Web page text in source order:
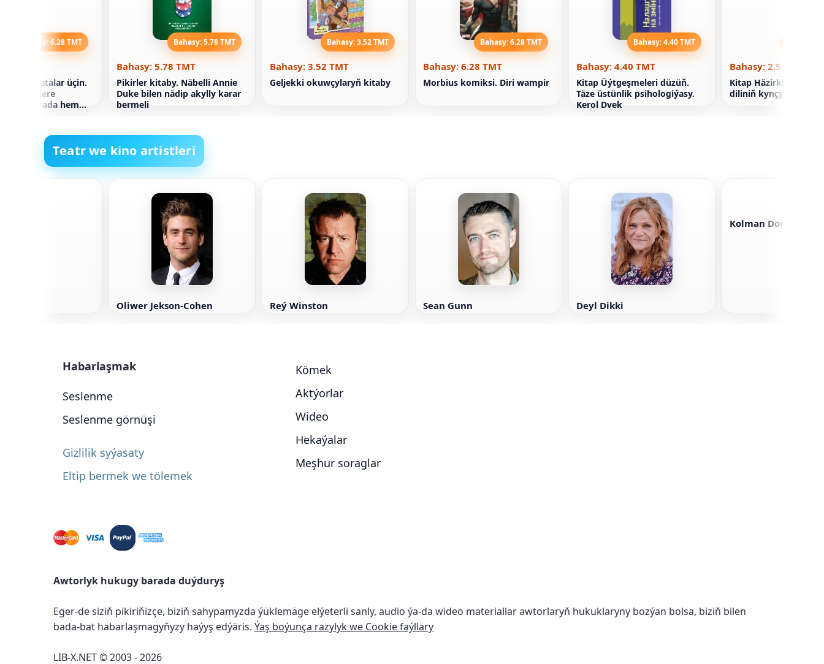
Bahasy: 6.28 TMT
ene-atalar üçin.
täze şertlere
barada hemme
Bahasy: 5.78 TMT
Bahasy: 5.78 TMT
Pikirler kitaby. Näbelli Annie
Duke bilen nädip akylly karar
bermeli
Bahasy: 3.52 TMT
Bahasy: 3.52 TMT
Geljekki okuwçylaryň kitaby
Bahasy: 6.28 TMT
Bahasy: 6.28 TMT
Morbius komiksi. Diri wampir
Bahasy: 4.40 TMT
Bahasy: 4.40 TMT
Kitap Üýtgeşmeleri düzüň.
Täze üstünlik psihologiýasy.
Kerol Dvek
Bahasy: 2.51 TMT
Kitap Häzirki zaman
diliniň
Teatr we kino artistleri
Oliwer Jekson-Cohen Reý Winston Sean Gunn Deyl Dikki
Kolman Domingo
Habarlaşmak
Seslenme
Seslenme görnüşi
Gizlilik syýasaty
Eltip bermek we tölemek
Kömek
Aktýorlar
Wideo
Hekaýalar
Meşhur soraglar
Awtorlyk hukugy barada duýduryş
Eger-de siziň pikiriňizçe, biziň sahypamyzda ýüklemäge elýeterli sanly, audio ýa-da wideo materiallar awtorlaryň hukuklaryny bozýan bolsa, biziň bilen
bada-bat habarlaşmagyňyzy haýyş edýäris. Ýaş boýunça razylyk we Cookie faýllary
LIB-X.NET © 2003 - 2026